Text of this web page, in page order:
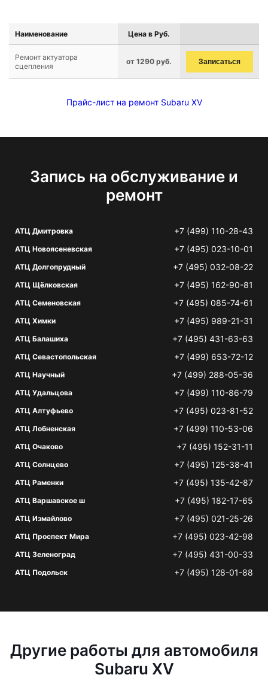
Наименование Цена в Руб.
Ремонт актуатора
сцепления
от 1290 руб. Записаться
Прайс-лист на ремонт Subaru XV
Запись на обслуживание и
ремонт
АТЦ Дмитровка +7 (499) 110-28-43
АТЦ Новоясеневская +7 (495) 023-10-01
АТЦ Долгопрудный +7 (495) 032-08-22
АТЦ Щёлковская +7 (495) 162-90-81
АТЦ Семеновская +7 (495) 085-74-61
АТЦ Химки +7 (495) 989-21-31
АТЦ Балашиха +7 (495) 431-63-63
АТЦ Севастопольская +7 (499) 653-72-12
АТЦ Научный +7 (499) 288-05-36
АТЦ Удальцова +7 (499) 110-86-79
АТЦ Алтуфьево +7 (495) 023-81-52
АТЦ Лобненская +7 (499) 110-53-06
АТЦ Очаково +7 (495) 152-31-11
АТЦ Солнцево +7 (495) 125-38-41
АТЦ Раменки +7 (495) 135-42-87
АТЦ Варшавское ш +7 (495) 182-17-65
АТЦ Измайлово +7 (495) 021-25-26
АТЦ Проспект Мира +7 (495) 023-42-98
АТЦ Зеленоград +7 (495) 431-00-33
АТЦ Подольск +7 (495) 128-01-88
Другие работы для автомобиля
Subaru XV